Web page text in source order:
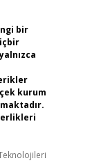
bir
kurum